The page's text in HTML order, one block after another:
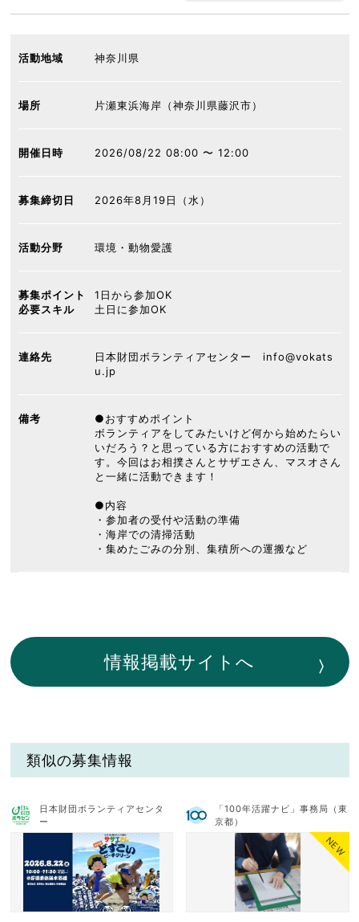
活動地域 神奈川県
場所 片瀬東浜海岸（神奈川県藤沢市）
開催日時 2026/08/22 08:00 〜 12:00
募集締切日 2026年8月19日（水）
活動分野 環境・動物愛護
募集ポイント
必要スキル
1日から参加OK
土日に参加OK
連絡先
日本財団ボランティアセンター info@vokats
u.jp
備考
●おすすめポイント
ボランティアをしてみたいけど何から始めたらい
いだろう？と思っている方におすすめの活動で
す。今回はお相撲さんとサザエさん、マスオさん
と一緒に活動できます！
●内容
・参加者の受付や活動の準備
・海岸での清掃活動
・集めたごみの分別、集積所への運搬など
情報掲載サイトへ
類似の募集情報
日本財団ボランティアセンタ
ー
「100年活躍ナビ」事務局（東
京都）
NEW